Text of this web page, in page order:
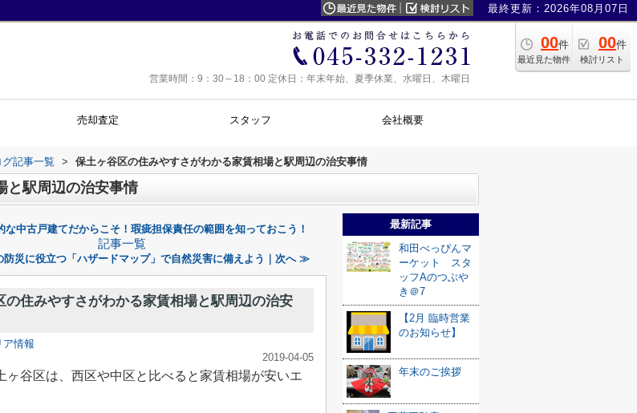
最終更新：2026年08月07日
00件
最近見た物件
00件
検討リスト
営業時間：9：30～18：00 定休日：年末年始、夏季休業、水曜日、木曜日
売却査定 スタッフ 会社概要
記事一覧 > 保土ヶ谷区の住みやすさがわかる家賃相場と駅周辺の治安事情
と駅周辺の治安事情
中古戸建てだからこそ！瑕疵担保責任の範囲を知っておこう！
記事一覧
防災に役立つ「ハザードマップ」で自然災害に備えよう｜次へ ≫
の住みやすさがわかる家賃相場と駅周辺の治安
ア情報
2019-04-05
ヶ谷区は、西区や中区と比べると家賃相場が安いエ
最新記事
和田べっぴんマ
ーケット スタ
ッフAのつぶや
き＠7
【2月 臨時営業
のお知らせ】
年末のご挨拶